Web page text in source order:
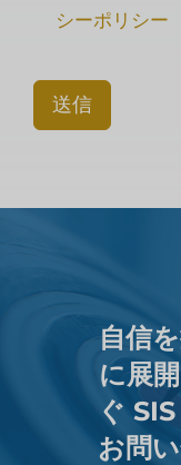
シーポリシー
送信
自信
に展
ぐ
お問